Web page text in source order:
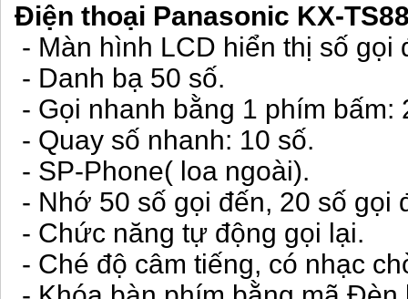
Điện thoại Panasonic KX-
- Màn hình LCD hiển thị số gọi
- Danh bạ 50 số.
- Gọi nhanh bằng 1 phím bấm:
- Quay số nhanh: 10 số.
- SP-Phone( loa ngoài).
- Nhớ 50 số gọi đến, 20 số gọi
- Chức năng tự động gọi lại.
- Ché độ câm tiếng, có nhạc